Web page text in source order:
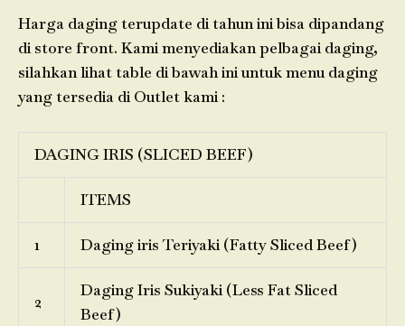
Harga daging terupdate di tahun ini bisa dipandang
di store front. Kami menyediakan pelbagai daging,
silahkan lihat table di bawah ini untuk menu daging
yang tersedia di Outlet kami :
DAGING IRIS (SLICED BEEF)
ITEMS
1 Daging iris Teriyaki (Fatty Sliced Beef)
2
Daging Iris Sukiyaki (Less Fat Sliced
Beef)